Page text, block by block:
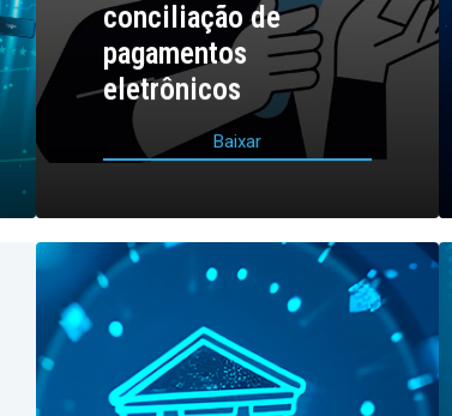
conciliação de
pagamentos
eletrônicos
Baixar